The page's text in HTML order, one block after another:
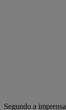
Segundo a